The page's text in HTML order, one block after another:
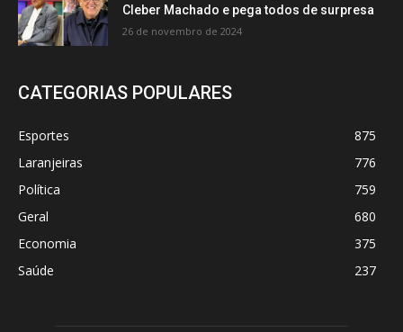
Cleber Machado e pega todos de surpresa
26 de novembro de 2024
CATEGORIAS POPULARES
Esportes
875
Laranjeiras
776
Política
759
Geral
680
Economia
375
Saúde
237